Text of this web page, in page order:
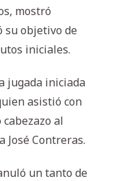
mostró
su objetivo de
iniciales.
jugada iniciada
asistió con
al
Contreras.
un tanto de